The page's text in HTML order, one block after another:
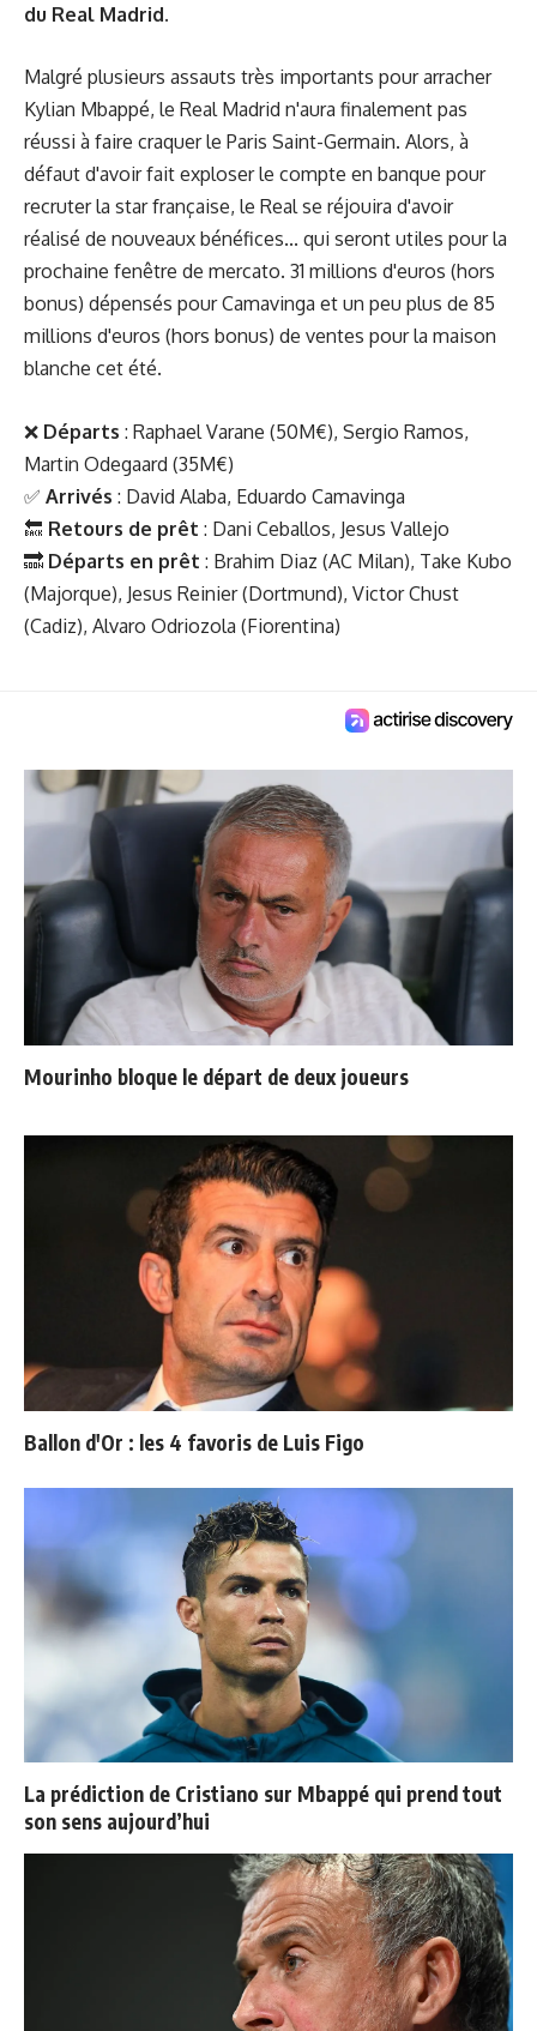
du Real Madrid.
Malgré plusieurs assauts très importants pour arracher
Kylian Mbappé, le Real Madrid n'aura finalement pas
réussi à faire craquer le Paris Saint-Germain. Alors, à
défaut d'avoir fait exploser le compte en banque pour
recruter la star française, le Real se réjouira d'avoir
réalisé de nouveaux bénéfices... qui seront utiles pour la
prochaine fenêtre de mercato. 31 millions d'euros (hors
bonus) dépensés pour Camavinga et un peu plus de 85
millions d'euros (hors bonus) de ventes pour la maison
blanche cet été.
❌ Départs : Raphael Varane (50M€), Sergio Ramos,
Martin Odegaard (35M€)
✅ Arrivés : David Alaba, Eduardo Camavinga
🔙 Retours de prêt : Dani Ceballos, Jesus Vallejo
🔜 Départs en prêt : Brahim Diaz (AC Milan), Take Kubo
(Majorque), Jesus Reinier (Dortmund), Victor Chust
(Cadiz), Alvaro Odriozola (Fiorentina)
Mourinho bloque le départ de deux joueurs
Ballon d'Or : les 4 favoris de Luis Figo
La prédiction de Cristiano sur Mbappé qui prend tout
son sens aujourd’hui